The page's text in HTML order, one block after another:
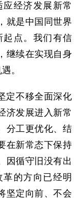
经济发展新常
就是中国同世界
点。我们有信
继续在实现自身
。
不移全面深化
济发展进入新常
分工更优化、结
在新常态下保持
因循守旧没有出
的方向已经明
坚定向前、不会